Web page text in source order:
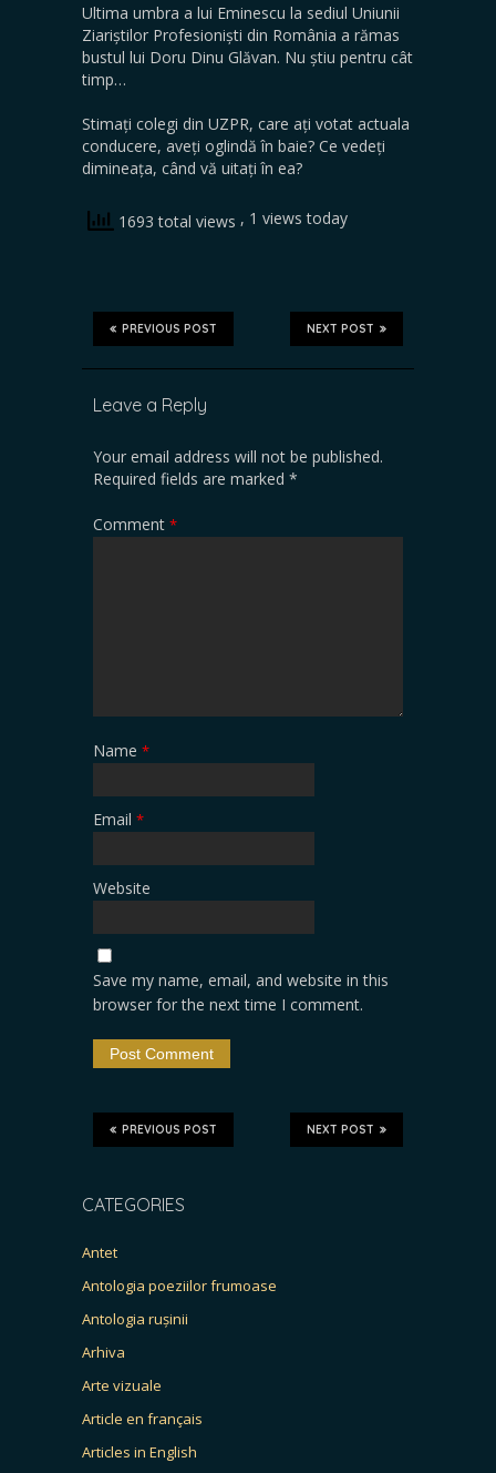
Ultima umbra a lui Eminescu la sediul Uniunii
Ziariștilor Profesioniști din România a rămas
bustul lui Doru Dinu Glăvan. Nu știu pentru cât
timp…
Stimați colegi din UZPR, care ați votat actuala
conducere, aveți oglindă în baie? Ce vedeți
dimineața, când vă uitați în ea?
1693 total views , 1 views today
NEXT POST
PREVIOUS POST
Leave a Reply
Your email address will not be published.
Required fields are marked *
Comment *
Name *
Email *
Website
Save my name, email, and website in this
browser for the next time I comment.
NEXT POST
PREVIOUS POST
CATEGORIES
Antet
Antologia poeziilor frumoase
Antologia rușinii
Arhiva
Arte vizuale
Article en français
Articles in English